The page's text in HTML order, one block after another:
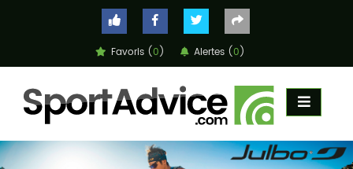
Favoris (0) Alertes (0)
COMPARATEUR
CONSEILS